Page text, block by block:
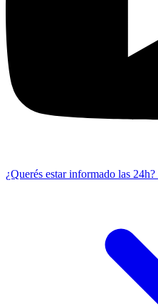
¿Querés estar informado las 24h?